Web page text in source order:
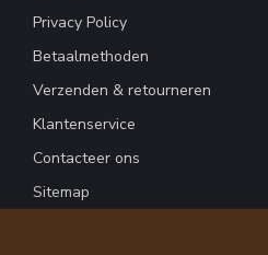
Privacy Policy
Betaalmethoden
Verzenden & retourneren
Klantenservice
Contacteer ons
Sitemap